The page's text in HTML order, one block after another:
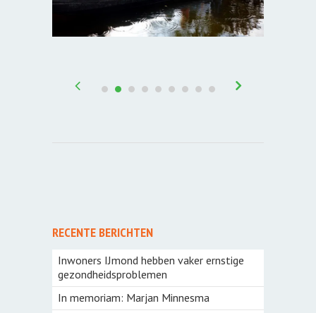
RECENTE BERICHTEN
Inwoners IJmond hebben vaker ernstige
gezondheidsproblemen
In memoriam: Marjan Minnesma